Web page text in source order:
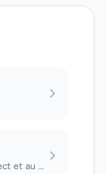
Symbole et organe sexuel (au sens direct et au sens figuré); aucun doute par con...